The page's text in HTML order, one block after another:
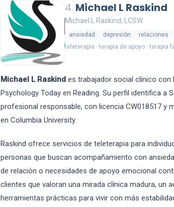
4. Michael L Raskind
Michael L Raskind, LCSW
ansiedad depresión relaciones
teleterapia · terapia de apoyo · terapia
Michael L Raskind es trabajador social clínico con
Psychology Today en Reading. Su perfil identifica a
profesional responsable, con licencia CW018517
en Columbia University.
Raskind ofrece servicios de teleterapia para
personas que buscan acompañamiento con
de relación o necesidades de apoyo emocional
clientes que valoran una mirada clínica madura, un
herramientas prácticas para vivir con más